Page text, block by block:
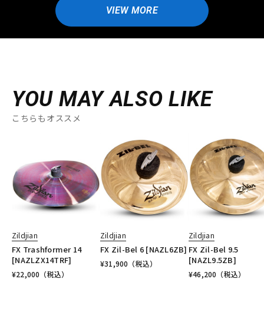
VIEW MORE
YOU MAY ALSO LIKE
こちらもオススメ
Zildjian
FX Trashformer 14
[NAZLZX14TRF]
¥22,000 （税込）
Zildjian
FX Zil-Bel 6 [NAZL6ZB]
¥31,900 （税込）
Zildjian
FX Zil-Bel 9.5
[NAZL9.5ZB]
¥46,200 （税込）